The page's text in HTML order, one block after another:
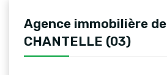
Agence immobilière de
CHANTELLE (03)